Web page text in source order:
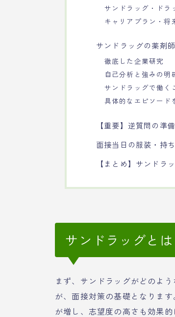
サンドラッグ・ドラ
キャリアプラン・将
サンドラッグの薬剤
徹底した企業研究
自己分析と強みの明
サンドラッグで働く
具体的なエピソード
【重要】逆質問の準
面接当日の服装・持
【まとめ】サンドラ
サンドラッグと
まず、サンドラッグがどのよ
が、面接対策の基礎となりま
が増し、志望度の高さも効果的